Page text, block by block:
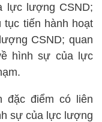
lực lượng CSND;
tiến hành hoạt
CSND; quan
hình sự của lực
đặc điểm có liên
sự của lực lượng